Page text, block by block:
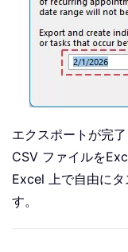
エクスポートが完
CSV ファイルを
Excel 上で自由に
す。